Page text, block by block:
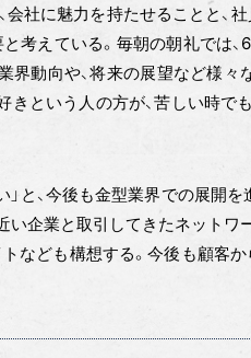
会社に魅力を持たせることと、
考えている。毎朝の朝礼では、
界動向や、将来の展望など様
きという人の方が、苦しい時で
」と、今後も金型業界での展開
い企業と取引してきたネットワ
なども構想する。今後も顧客